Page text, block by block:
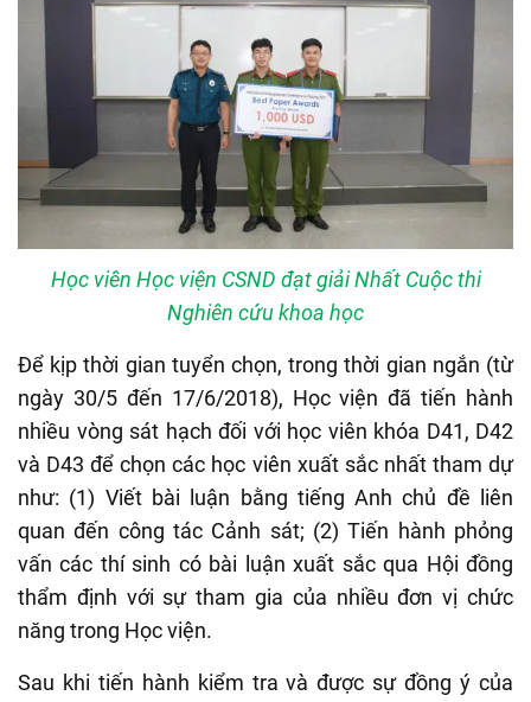
Học viên Học viện CSND đạt giải Nhất Cuộc thi
Nghiên cứu khoa học
Để kịp thời gian tuyển chọn, trong thời gian ngắn (từ
ngày 30/5 đến 17/6/2018), Học viện đã tiến hành
nhiều vòng sát hạch đối với học viên khóa D41, D42
và D43 để chọn các học viên xuất sắc nhất tham dự
như: (1) Viết bài luận bằng tiếng Anh chủ đề liên
quan đến công tác Cảnh sát; (2) Tiến hành phỏng
vấn các thí sinh có bài luận xuất sắc qua Hội đồng
thẩm định với sự tham gia của nhiều đơn vị chức
năng trong Học viện.
Sau khi tiến hành kiểm tra và được sự đồng ý của